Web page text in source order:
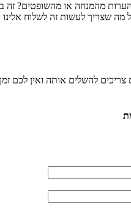
מהמנחה או מהשופטים?
מה שצריך לעשות זה לשלוח
להשלים אותה ואין לכם